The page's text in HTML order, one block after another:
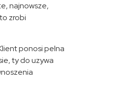
najnowsze,
zrobi
ponosi pelna
ty do uzywa